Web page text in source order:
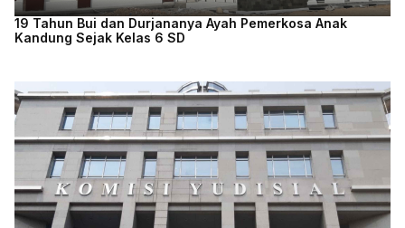
19 Tahun Bui dan Durjananya Ayah Pemerkosa Anak
Kandung Sejak Kelas 6 SD